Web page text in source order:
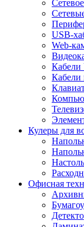
USB-
Web-
Кабели
Кабели
Кулеры для
Офисная